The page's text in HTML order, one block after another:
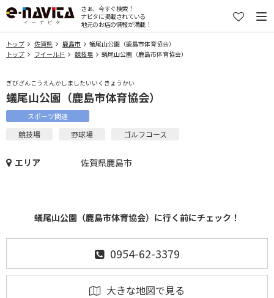
さぁ、今すぐ検索！
ナビタに掲載されている
地元のお店の情報が満載！
トップ 佐賀県 鹿島市
蟻尾山公園（鹿島市体育協会）
トップ
フイールド 競技場 蟻尾山公園（鹿島市体育協会）
ぎびざんこうえんかしましたいいくきょうかい
蟻尾山公園（鹿島市体育協会）
スポーツ関連
競技場 野球場 ゴルフコース
エリア 佐賀県鹿島市
蟻尾山公園（鹿島市体育協会）に行く前にチェック！
0954-62-3379
大きな地図で見る